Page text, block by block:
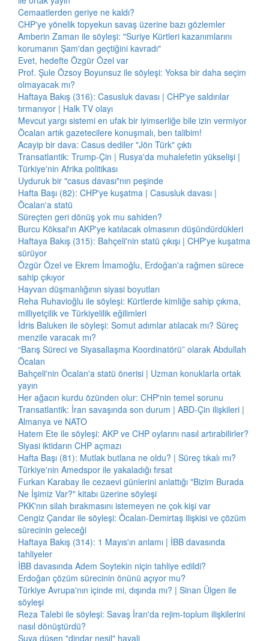
Cemaatlerden geriye ne kaldı?
CHP'ye yönelik topyekun savaş üzerine bazı gözlemler
Amberin Zaman ile söyleşi: "Suriye Kürtleri kazanımlarını
korumanın Şam'dan geçtiğini kavradı"
Evet, hedefte Özgür Özel var
Prof. Şule Özsoy Boyunsuz ile söyleşi: Yoksa bir daha seçim
olmayacak mı?
Haftaya Bakış (316): Casusluk davası | CHP'ye saldırılar
tırmanıyor | Halk TV olayı
Mevcut yargı sistemi en ufak bir iyimserliğe bile izin vermiyor
Öcalan artık gazetecilere konuşmalı, ben talibim!
Acayip bir dava: Casus dediler "Jön Türk" çıktı
Transatlantik: Trump-Çin | Rusya'da muhalefetin yükselişi |
Türkiye'nin Afrika politikası
Uyduruk bir "casus davası"nın peşinde
Hafta Başı (82): CHP'ye kuşatma | Casusluk davası |
Öcalan'a statü
Süreçten geri dönüş yok mu sahiden?
Burcu Köksal'ın AKP'ye katılacak olmasının düşündürdükleri
Haftaya Bakış (315): Bahçeli'nin statü çıkışı | CHP'ye kuşatma
sürüyor
Özgür Özel ve Ekrem İmamoğlu, Erdoğan'a rağmen sürece
sahip çıkıyor
Hayvan düşmanlığının siyasi boyutları
Reha Ruhavioğlu ile söyleşi: Kürtlerde kimliğe sahip çıkma,
milliyetçilik ve Türkiyelilik eğilimleri
İdris Baluken ile söyleşi: Somut adımlar atılacak mı? Süreç
menzile varacak mı?
“Barış Süreci ve Siyasallaşma Koordinatörü” olarak Abdullah
Öcalan
Bahçeli'nin Öcalan'a statü önerisi | Uzman konuklarla ortak
yayın
Her ağacın kurdu özünden olur: CHP'nin temel sorunu
Transatlantik: İran savaşında son durum | ABD-Çin ilişkileri |
Almanya ve NATO
Hatem Ete ile söyleşi: AKP ve CHP oylarını nasıl artırabilirler?
Siyasi iktidarın CHP açmazı
Hafta Başı (81): Mutlak butlana ne oldu? | Süreç tıkalı mı?
Türkiye'nin Amedspor ile yakaladığı fırsat
Furkan Karabay ile cezaevi günlerini anlattığı "Bizim Burada
Ne İşimiz Var?" kitabı üzerine söyleşi
PKK'nın silah bırakmasını istemeyen ne çok kişi var
Cengiz Çandar ile söyleşi: Öcalan-Demirtaş ilişkisi ve çözüm
sürecinin geleceği
Haftaya Bakış (314): 1 Mayıs'ın anlamı | İBB davasında
tahliyeler
İBB davasında Adem Soytekin niçin tahliye edildi?
Erdoğan çözüm sürecinin önünü açıyor mu?
Türkiye Avrupa'nın içinde mi, dışında mı? | Sinan Ülgen ile
söyleşi
Reza Talebi ile söyleşi: Savaş İran'da rejim-toplum ilişkilerini
nasıl dönüştürdü?
Suya düşen "dindar nesil" hayali